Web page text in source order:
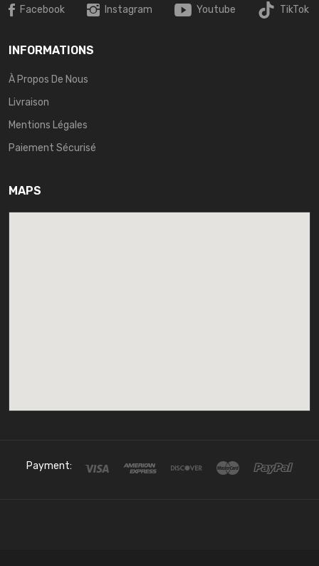
Facebook Instagram Youtube TikTok
INFORMATIONS
À Propos De Nous
Livraison
Mentions Légales
Paiement Sécurisé
MAPS
Payment: